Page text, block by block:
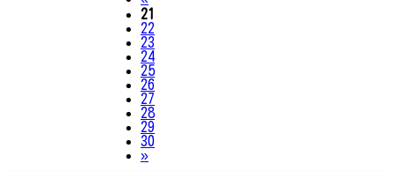
21
22
23
24
25
26
27
28
29
30
»Next